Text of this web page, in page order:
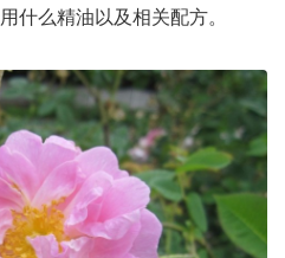
什么精油以及相关配方。